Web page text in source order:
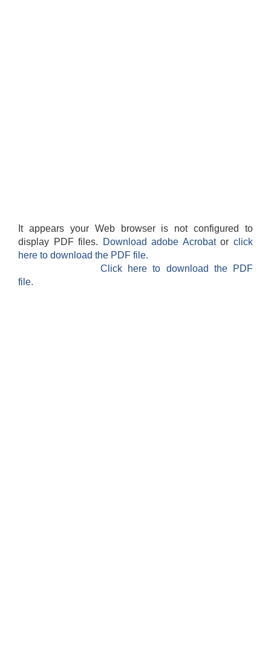
It appears your Web browser is not configured to
display PDF files.
Download adobe Acrobatorclick
here to download the PDF file.
Click here to download the PDF
file.